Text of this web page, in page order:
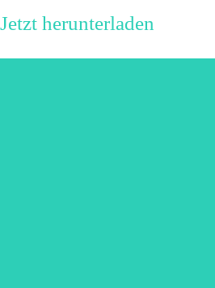
Jetzt herunterladen